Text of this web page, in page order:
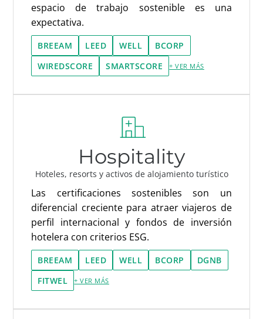
espacio de trabajo sostenible es una
expectativa.
BREEAM LEED WELL
BCORP
WIREDSCORE
SMARTSCORE + VER MÁS
Hospitality
Hoteles, resorts y activos de alojamiento turístico
Las certificaciones sostenibles son un
diferencial creciente para atraer viajeros de
perfil internacional y fondos de inversión
hotelera con criterios ESG.
BREEAM LEED WELL BCORP
DGNB
FITWEL
+ VER MÁS